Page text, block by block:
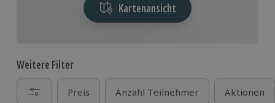
Kartenansicht
Weitere Filter
Preis Anzahl Teilnehmer Aktionen